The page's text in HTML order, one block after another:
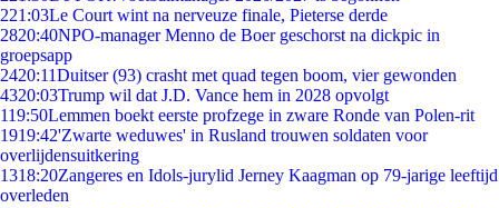
221:03Le Court wint na nerveuze finale, Pieterse derde
2820:40NPO-manager Menno de Boer geschorst na dickpic in
groepsapp
2420:11Duitser (93) crasht met quad tegen boom, vier gewonden
4320:03Trump wil dat J.D. Vance hem in 2028 opvolgt
119:50Lemmen boekt eerste profzege in zware Ronde van Polen-rit
1919:42'Zwarte weduwes' in Rusland trouwen soldaten voor
overlijdensuitkering
1318:20Zangeres en Idols-jurylid Jerney Kaagman op 79-jarige leeftijd
overleden